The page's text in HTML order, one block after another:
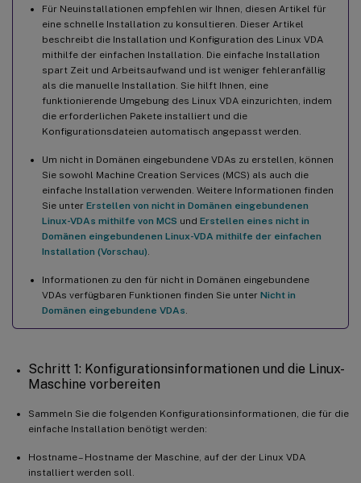
Für Neuinstallationen empfehlen wir Ihnen, diesen Artikel für
eine schnelle Installation zu konsultieren. Dieser Artikel
beschreibt die Installation und Konfiguration des Linux VDA
mithilfe der einfachen Installation. Die einfache Installation
spart Zeit und Arbeitsaufwand und ist weniger fehleranfällig
als die manuelle Installation. Sie hilft Ihnen, eine
funktionierende Umgebung des Linux VDA einzurichten, indem
die erforderlichen Pakete installiert und die
Konfigurationsdateien automatisch angepasst werden.
Um nicht in Domänen eingebundene VDAs zu erstellen, können
Sie sowohl Machine Creation Services (MCS) als auch die
einfache Installation verwenden. Weitere Informationen finden
Sie unter Erstellen von nicht in Domänen eingebundenen
Linux-VDAs mithilfe von MCS und Erstellen eines nicht in
Domänen eingebundenen Linux-VDA mithilfe der einfachen
Installation (Vorschau)
Informationen zu den für nicht in Domänen eingebundene
VDAs verfügbaren Funktionen finden Sie unter Nicht in
Domänen eingebundene VDAs
Schritt 1: Konfigurationsinformationen und die Linux-
Maschine vorbereiten
Sammeln Sie die folgenden Konfigurationsinformationen, die für die
einfache Installation benötigt werden:
Hostname – Hostname der Maschine, auf der der Linux VDA
installiert werden soll.
Ubuntu-Desktopsitzungen zeigen einen grauen Bildschirm
Versuche, Ubuntu-Desktopsitzungen zu starten, schlagen
aufgrund eines fehlenden Home-Verzeichnisses fehl
Sitzung startet nicht oder wird schnell mit dbus-Fehler beendet
SELinux verhindert, dass SSHD auf das Home-Verzeichnis
zugreift